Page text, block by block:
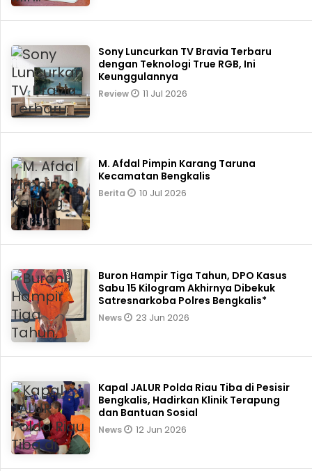
Sony Luncurkan TV Bravia Terbaru
dengan Teknologi True RGB, Ini
Keunggulannya
Review 11 Jul 2026
M. Afdal Pimpin Karang Taruna
Kecamatan Bengkalis
Berita 10 Jul 2026
Buron Hampir Tiga Tahun, DPO Kasus
Sabu 15 Kilogram Akhirnya Dibekuk
Satresnarkoba Polres Bengkalis*
News 23 Jun 2026
Kapal JALUR Polda Riau Tiba di Pesisir
Bengkalis, Hadirkan Klinik Terapung
dan Bantuan Sosial
News 12 Jun 2026